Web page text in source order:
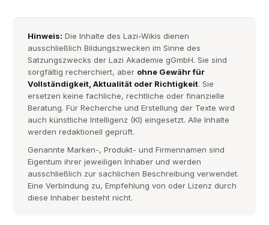
Hinweis: Die Inhalte des Lazi-Wikis dienen
ausschließlich Bildungszwecken im Sinne des
Satzungszwecks der Lazi Akademie gGmbH. Sie sind
sorgfältig recherchiert, aber ohne Gewähr für
Vollständigkeit, Aktualität oder Richtigkeit. Sie
ersetzen keine fachliche, rechtliche oder finanzielle
Beratung. Für Recherche und Erstellung der Texte wird
auch künstliche Intelligenz (KI) eingesetzt. Alle Inhalte
werden redaktionell geprüft.
Genannte Marken-, Produkt- und Firmennamen sind
Eigentum ihrer jeweiligen Inhaber und werden
ausschließlich zur sachlichen Beschreibung verwendet.
Eine Verbindung zu, Empfehlung von oder Lizenz durch
diese Inhaber besteht nicht.